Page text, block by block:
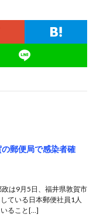
の郵便局で感染者確
は9月5日、福井県敦賀市
ている日本郵便社員1人
ること[…]